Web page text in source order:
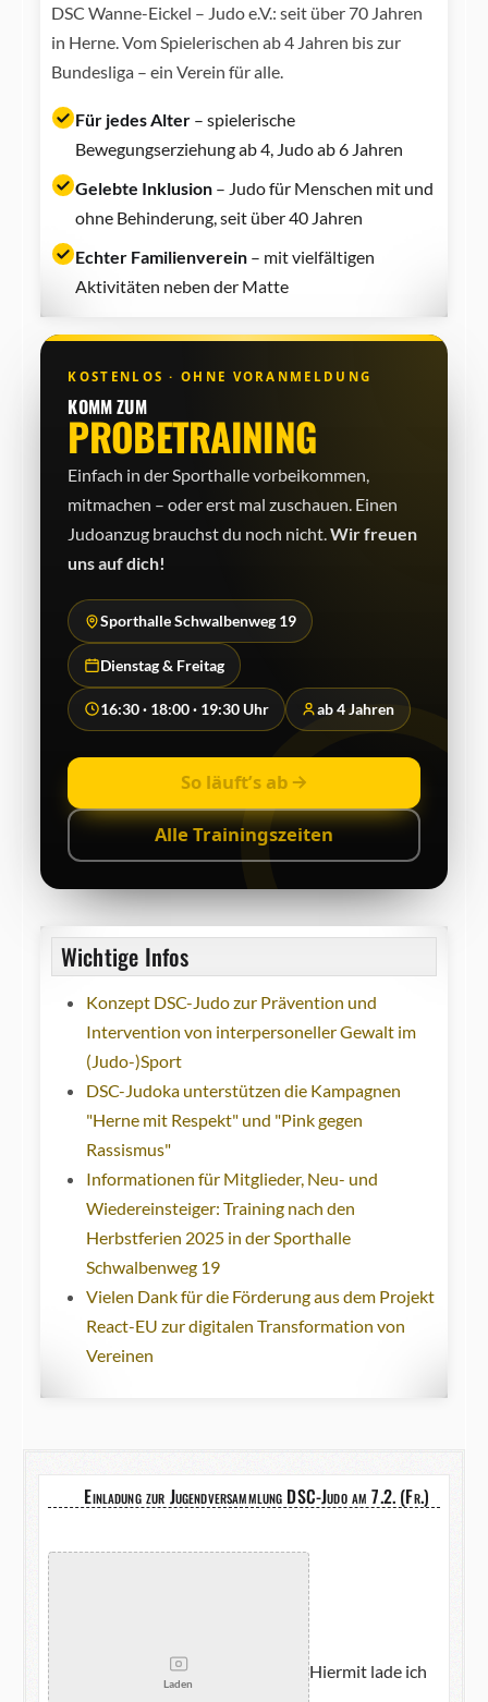
DSC Wanne-Eickel – Judo e.V.: seit über 70 Jahren
in Herne. Vom Spielerischen ab 4 Jahren bis zur
Bundesliga – ein Verein für alle.
Für jedes Alter– spielerische
Bewegungserziehung ab 4, Judo ab 6 Jahren
Gelebte Inklusion– Judo für Menschen mit und
ohne Behinderung, seit über 40 Jahren
Echter Familienverein– mit vielfältigen
Aktivitäten neben der Matte
KOSTENLOS · OHNE VORANMELDUNG
KOMM ZUM
PROBETRAINING
Einfach in der Sporthalle vorbeikommen,
mitmachen – oder erst mal zuschauen. Einen
Judo­anzug brauchst du noch nicht.Wir freuen
uns auf dich!
Sporthalle Schwalbenweg 19
Dienstag & Freitag
16:30 · 18:00 · 19:30 Uhr ab 4 Jahren
So läuft’s ab
Alle Trainingszeiten
Wichtige Infos
Konzept DSC-Judo zur Prävention und
Intervention von interpersoneller Gewalt im
(Judo-)Sport
DSC-Judoka unterstützen die Kampagnen
"Herne mit Respekt" und "Pink gegen
Rassismus"
Informationen für Mitglieder, Neu- und
Wiedereinsteiger: Training nach den
Herbstferien 2025 in der Sporthalle
Schwalbenweg 19
Vielen Dank für die Förderung aus dem Projekt
React-EU zur digitalen Transformation von
Vereinen
Einladung zur Jugendversammlung DSC-Judo am 7.2. (Fr.)
Laden
Hiermit lade ich